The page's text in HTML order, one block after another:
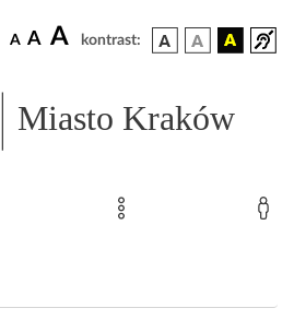
A A A kontrast:
Miasto Kraków